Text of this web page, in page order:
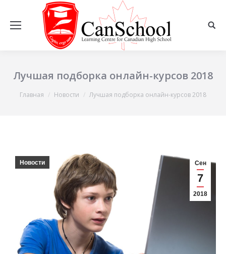
Лучшая подборка онлайн-курсов 2018
Вы здесь:
Главная Новости Лучшая подборка онлайн-курсов 2018
Сен
7
2018
Новости